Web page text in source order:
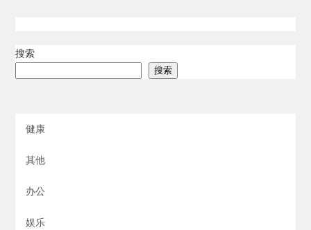
搜索
搜索
健康
其他
办公
娱乐